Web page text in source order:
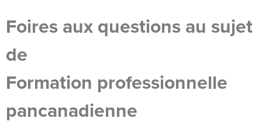
Foires aux questions au sujet
de
Formation professionnelle
pancanadienne